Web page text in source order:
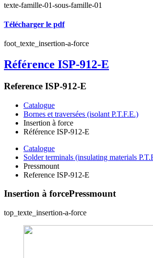
texte-famille-01-sous-famille-01
Télécharger le pdf
foot_texte_insertion-a-force
Référence ISP-912-E
Reference ISP-912-E
Catalogue
Bornes et traversées (isolant P.T.F.E.)
Insertion à force
Référence ISP-912-E
Catalogue
Solder terminals (insulating materials
Pressmount
Reference ISP-912-E
Insertion à forcePressmount
top_texte_insertion-a-force